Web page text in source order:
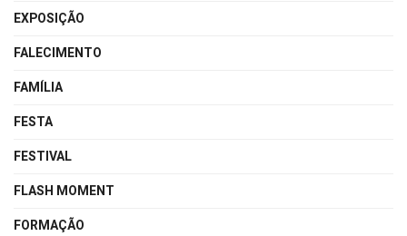
EXPOSIÇÃO
FALECIMENTO
FAMÍLIA
FESTA
FESTIVAL
FLASH MOMENT
FORMAÇÃO